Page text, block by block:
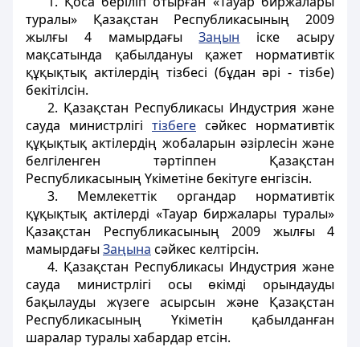
туралы» Қазақстан Республикасының 2009
жылғы 4 мамырдағыЗаңын іске асыру
мақсатында қабылдануы қажет нормативтік
құқықтық актілердің тізбесі (бұдан әрі - тізбе)
бекітілсін.
2. Қазақстан Республикасы Индустрия және
сауда министрлігі тізбеге сәйкес нормативтік
құқықтық актілердің жобаларын әзірлесін және
белгіленген тәртіппен Қазақстан
Республикасының Үкіметіне бекітуге енгізсін.
3. Мемлекеттік органдар нормативтік
құқықтық актілерді «Тауар биржалары туралы»
Қазақстан Республикасының 2009 жылғы 4
мамырдағыЗаңына сәйкес келтірсін.
4. Қазақстан Республикасы Индустрия және
сауда министрлігі осы өкімді орындауды
бақылауды жүзеге асырсын және Қазақстан
Республикасының Үкіметін қабылданған
шаралар туралы хабардар етсін.